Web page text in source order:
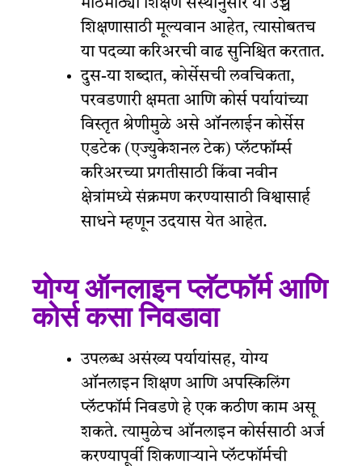
मोठमोठ्या शिक्षण संस्थानुसार या उच्च
शिक्षणासाठी मूल्यवान आहेत, त्यासोबतच
या पदव्या करिअरची वाढ सुनिश्चित करतात.
दुस-या शब्दात, कोर्सेसची लवचिकता,
परवडणारी क्षमता आणि कोर्स पर्यायांच्या
विस्तृत श्रेणीमुळे असे ऑनलाईन कोर्सेस
एडटेक (एज्युकेशनल टेक) प्लॅटफॉर्म्स
करिअरच्या प्रगतीसाठी किंवा नवीन
क्षेत्रांमध्ये संक्रमण करण्यासाठी विश्वासार्ह
साधने म्हणून उदयास येत आहेत.
योग्य ऑनलाइन प्लॅटफॉर्म आणि
कोर्स कसा निवडावा
उपलब्ध असंख्य पर्यायांसह, योग्य
ऑनलाइन शिक्षण आणि अपस्किलिंग
प्लॅटफॉर्म निवडणे हे एक कठीण काम असू
शकते. त्यामुळेच ऑनलाइन कोर्ससाठी अर्ज
करण्यापूर्वी शिकणाऱ्याने प्लॅटफॉर्मची